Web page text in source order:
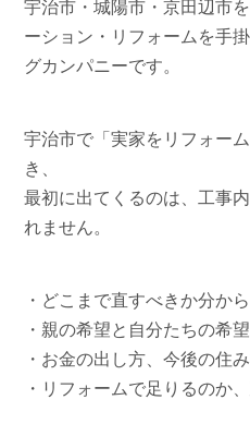
宇治市・城陽市・京田辺市
ーション・リフォームを手
グカンパニーです。
宇治市で「実家をリフォー
き、
最初に出てくるのは、工事
れません。
・どこまで直すべきか分か
・親の希望と自分たちの希
・お金の出し方、今後の住
・リフォームで足りるのか